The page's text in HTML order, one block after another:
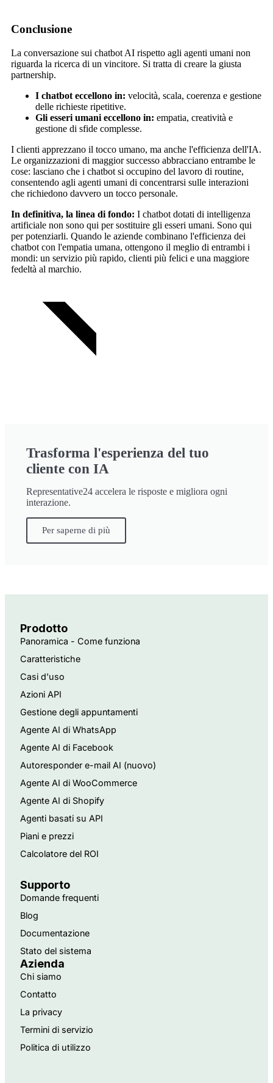
Conclusione
La conversazione sui chatbot AI rispetto agli agenti umani non
riguarda la ricerca di un vincitore. Si tratta di creare la giusta
partnership.
I chatbot eccellono in: velocità, scala, coerenza e gestione
delle richieste ripetitive.
Gli esseri umani eccellono in: empatia, creatività e
gestione di sfide complesse.
I clienti apprezzano il tocco umano, ma anche l'efficienza dell'IA.
Le organizzazioni di maggior successo abbracciano entrambe le
cose: lasciano che i chatbot si occupino del lavoro di routine,
consentendo agli agenti umani di concentrarsi sulle interazioni
che richiedono davvero un tocco personale.
In definitiva, la linea di fondo: I chatbot dotati di intelligenza
artificiale non sono qui per sostituire gli esseri umani. Sono qui
per potenziarli. Quando le aziende combinano l'efficienza dei
chatbot con l'empatia umana, ottengono il meglio di entrambi i
mondi: un servizio più rapido, clienti più felici e una maggiore
fedeltà al marchio.
Trasforma l'esperienza del tuo
cliente con IA
Representative24 accelera le risposte e migliora ogni
interazione.
Per saperne di più
PROVA GRATIS
Prodotto
Panoramica - Come funziona
Caratteristiche
Casi d'uso
Azioni API
Gestione degli appuntamenti
Agente AI di WhatsApp
Agente AI di Facebook
Autoresponder e-mail AI (nuovo)
Agente AI di WooCommerce
Agente AI di Shopify
Agenti basati su API
Piani e prezzi
Calcolatore del ROI
Supporto
Domande frequenti
Blog
Documentazione
Stato del sistema
Azienda
Chi siamo
Contatto
La privacy
Termini di servizio
Politica di utilizzo